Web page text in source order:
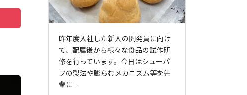
昨年度入社した新人の開発員に向け
て、配属後から様々な食品の試作研
修を行っています。今日はシューパ
フの製法や膨らむメカニズム等を先
輩に ...